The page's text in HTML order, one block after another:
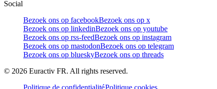
Social
Bezoek ons op facebookBezoek ons op x
Bezoek ons op linkedinBezoek ons op youtube
Bezoek ons op rss-feedBezoek ons op instagram
Bezoek ons op mastodonBezoek ons op telegram
Bezoek ons op blueskyBezoek ons op threads
© 2026 Euractiv FR. All rights reserved.
Politique de confidentialitéPolitique cookies